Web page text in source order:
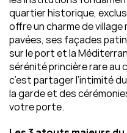
quartier historique,
offre un charme de village
pavées, ses façades
sur le port et la
sérénité princière rare au
c’est partager l’intimité
la garde et des
votre porte.